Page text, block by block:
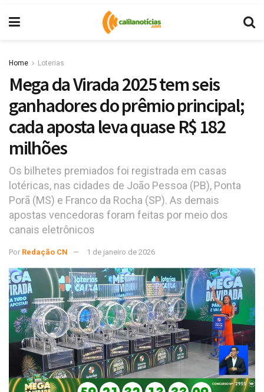
Home Loterias
Mega da Virada 2025 tem seis
ganhadores do prêmio principal;
cada aposta leva quase R$ 182
milhões
Os bilhetes premiados foi registrada em casas
lotéricas, nas cidades de João Pessoa (PB), Ponta
Porã (MS) e Franco da Rocha (SP). As demais
apostas vencedoras foram feitas por meio dos
canais eletrônicos
Por Redação CN 1 de janeiro de 2026